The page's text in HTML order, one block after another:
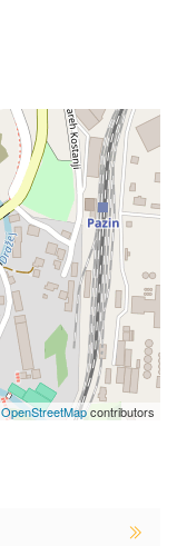
OpenStreetMapcontributors